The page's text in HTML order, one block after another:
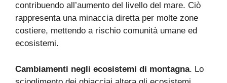
contribuendo all’aumento del livello del mare. Ciò
rappresenta una minaccia diretta per molte zone
costiere, mettendo a rischio comunità umane ed
ecosistemi.
Cambiamenti negli ecosistemi di montagna. Lo